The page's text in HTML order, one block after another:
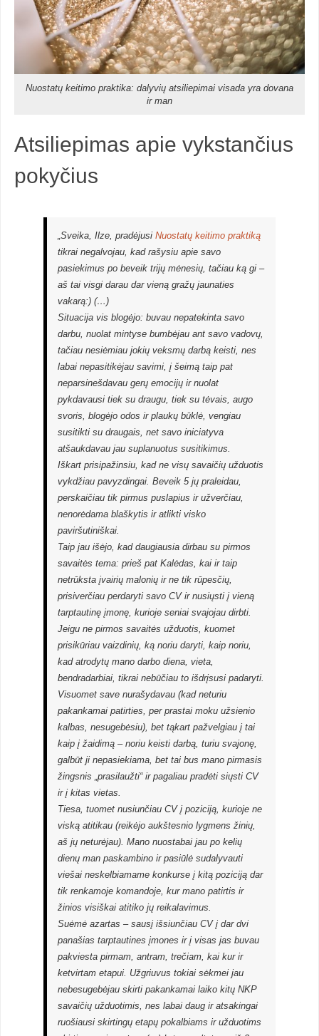
Nuostatų keitimo praktika: dalyvių atsiliepimai visada yra dovana
ir man
Atsiliepimas apie vykstančius
pokyčius
„Sveika, Ilze, pradėjusi Nuostatų keitimo praktiką
tikrai negalvojau, kad rašysiu apie savo
pasiekimus po beveik trijų mėnesių, tačiau ką gi –
aš tai visgi darau dar vieną gražų jaunaties
vakarą:) (…)
Situacija vis blogėjo: buvau nepatekinta savo
darbu, nuolat mintyse bumbėjau ant savo vadovų,
tačiau nesiėmiau jokių veksmų darbą keisti, nes
labai nepasitikėjau savimi, į šeimą taip pat
neparsinešdavau gerų emocijų ir nuolat
pykdavausi tiek su draugu, tiek su tėvais, augo
svoris, blogėjo odos ir plaukų būklė, vengiau
susitikti su draugais, net savo iniciatyva
atšaukdavau jau suplanuotus susitikimus.
Iškart prisipažinsiu, kad ne visų savaičių užduotis
vykdžiau pavyzdingai. Beveik 5 jų praleidau,
perskaičiau tik pirmus puslapius ir užverčiau,
nenorėdama blaškytis ir atlikti visko
paviršutiniškai.
Taip jau išėjo, kad daugiausia dirbau su pirmos
savaitės tema: prieš pat Kalėdas, kai ir taip
netrūksta įvairių malonių ir ne tik rūpesčių,
prisiverčiau perdaryti savo CV ir nusiųsti į vieną
tarptautinę įmonę, kurioje seniai svajojau dirbti.
Jeigu ne pirmos savaitės užduotis, kuomet
prisikūriau vaizdinių, ką noriu daryti, kaip noriu,
kad atrodytų mano darbo diena, vieta,
bendradarbiai, tikrai nebūčiau to išdrįsusi padaryti.
Visuomet save nurašydavau (kad neturiu
pakankamai patirties, per prastai moku užsienio
kalbas, nesugebėsiu), bet tąkart pažvelgiau į tai
kaip į žaidimą – noriu keisti darbą, turiu svajonę,
galbūt ji nepasiekiama, bet tai bus mano pirmasis
žingsnis „prasilaužti“ ir pagaliau pradėti siųsti CV
ir į kitas vietas.
Tiesa, tuomet nusiunčiau CV į poziciją, kurioje ne
viską atitikau (reikėjo aukštesnio lygmens žinių,
aš jų neturėjau). Mano nuostabai jau po kelių
dienų man paskambino ir pasiūlė sudalyvauti
viešai neskelbiamame konkurse į kitą poziciją dar
tik renkamoje komandoje, kur mano patirtis ir
žinios visiškai atitiko jų reikalavimus.
Suėmė azartas – sausį išsiunčiau CV į dar dvi
panašias tarptautines įmones ir į visas jas buvau
pakviesta pirmam, antram, trečiam, kai kur ir
ketvirtam etapui. Užgriuvus tokiai sėkmei jau
nebesugebėjau skirti pakankamai laiko kitų NKP
savaičių užduotimis, nes labai daug ir atsakingai
ruošiausi skirtingų etapų pokalbiams ir užduotims